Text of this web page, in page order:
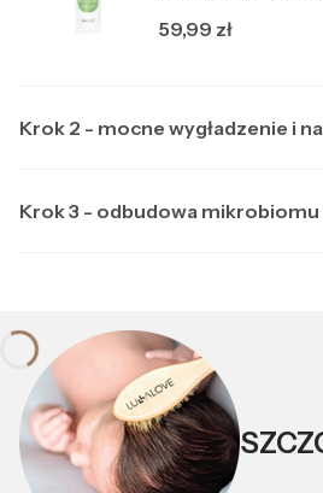
Cena
59,99 zł
Krok 2 - mocne wygładzenie i
Multipeptydowe
twarzy z ektoiną
Cena
99,99 zł
Krok 3 - odbudowa
Producent
LULLALOVE
Kojąca maska
ektoiną i
Cena
89,99 zł